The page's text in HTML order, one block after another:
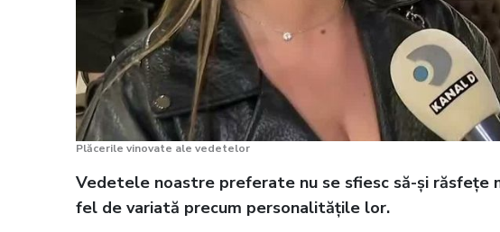
Plăcerile vinovate ale vedetelor
Vedetele noastre preferate nu se sfiesc să-și
fel de variată precum personalitățile lor.